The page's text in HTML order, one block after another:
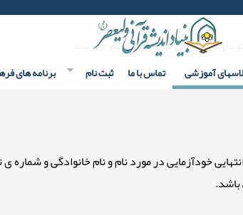
آموزشی تماس با ما ثبت نام برنامه های
خودآزمایی درس هشتم مفاهیم جلد سه